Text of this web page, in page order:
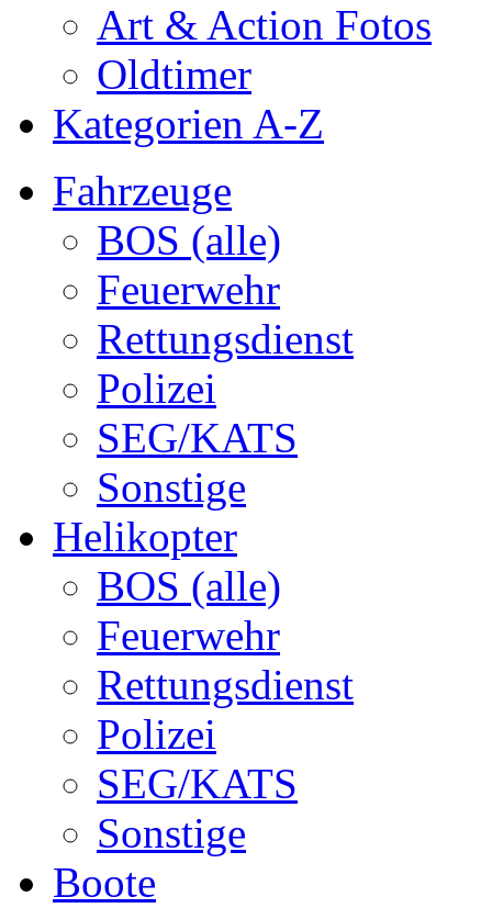
Art & Action Fotos
Oldtimer
Kategorien A-Z
Fahrzeuge
BOS (alle)
Feuerwehr
Rettungsdienst
Polizei
SEG/KATS
Sonstige
Helikopter
BOS (alle)
Feuerwehr
Rettungsdienst
Polizei
SEG/KATS
Sonstige
Boote